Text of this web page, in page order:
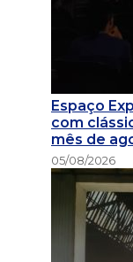
Espaço
com
mês de
05/08/2026